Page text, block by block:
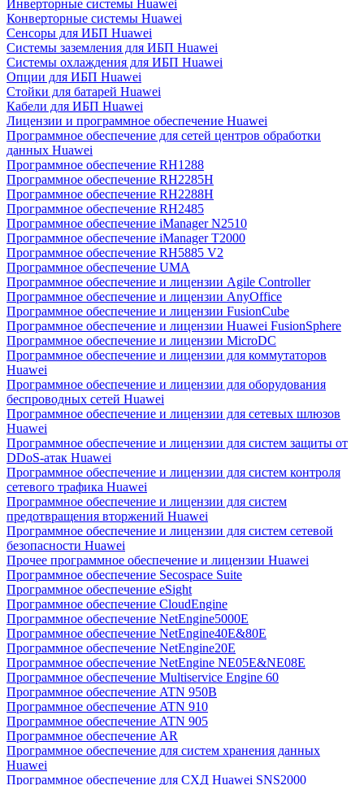
Инверторные системы Huawei
Конверторные системы Huawei
Сенсоры для ИБП Huawei
Системы заземления для ИБП Huawei
Системы охлаждения для ИБП Huawei
Опции для ИБП Huawei
Стойки для батарей Huawei
Кабели для ИБП Huawei
Лицензии и программное обеспечение Huawei
Программное обеспечение для сетей центров обработки
данных Huawei
Программное обеспечение RH1288
Программное обеспечение RH2285H
Программное обеспечение RH2288H
Программное обеспечение RH2485
Программное обеспечение iManager N2510
Программное обеспечение iManager T2000
Программное обеспечение RH5885 V2
Программное обеспечение UMA
Программное обеспечение и лицензии Agile Controller
Программное обеспечение и лицензии AnyOffice
Программное обеспечение и лицензии FusionCube
Программное обеспечение и лицензии Huawei FusionSphere
Программное обеспечение и лицензии MicroDC
Программное обеспечение и лицензии для коммутаторов
Huawei
Программное обеспечение и лицензии для оборудования
беспроводных сетей Huawei
Программное обеспечение и лицензии для сетевых шлюзов
Huawei
Программное обеспечение и лицензии для систем защиты от
DDoS-атак Huawei
Программное обеспечение и лицензии для систем контроля
сетевого трафика Huawei
Программное обеспечение и лицензии для систем
предотвращения вторжений Huawei
Программное обеспечение и лицензии для систем сетевой
безопасности Huawei
Прочее программное обеспечение и лицензии Huawei
Программное обеспечение Secospace Suite
Программное обеспечение eSight
Программное обеспечение CloudEngine
Программное обеспечение NetEngine5000E
Программное обеспечение NetEngine40E&80E
Программное обеспечение NetEngine20E
Программное обеспечение NetEngine NE05E&NE08E
Программное обеспечение Multiservice Engine 60
Программное обеспечение ATN 950B
Программное обеспечение ATN 910
Программное обеспечение ATN 905
Программное обеспечение AR
Программное обеспечение для систем хранения данных
Huawei
Программное обеспечение для СХД Huawei SNS2000